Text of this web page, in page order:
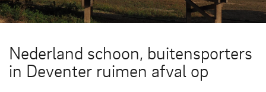
Verhalen uit het veld
Over groenbezig
Nederland schoon, buitensporters
in Deventer ruimen afval op